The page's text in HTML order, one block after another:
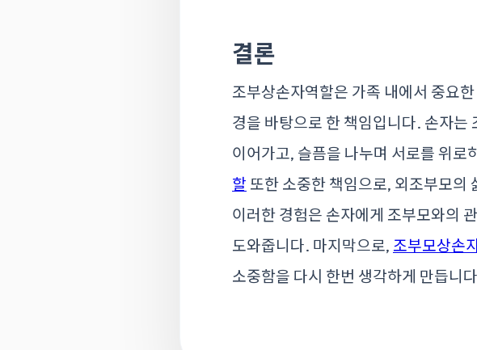
결론
조부상손자역할은 가족 내에서 중요
경을 바탕으로 한 책임입니다. 손자는
이어가고, 슬픔을 나누며 서로를 위로
할 또한 소중한 책임으로, 외조부모의
이러한 경험은 손자에게 조부모와의
도와줍니다. 마지막으로, 조부모상손
소중함을 다시 한번 생각하게 만듭니